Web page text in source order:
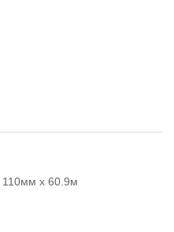
110мм х 60.9м